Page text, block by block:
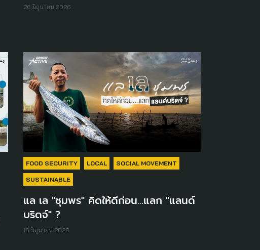
26 มิถุนายน 2026
FOOD SECURITY LOCAL SOCIAL MOVEMENT
SUSTAINABLE
แล เล "ชุมพร" คิดให้ดีก่อน...แลก "แลนด์
บริดจ์" ?
16 มิถุนายน 2026